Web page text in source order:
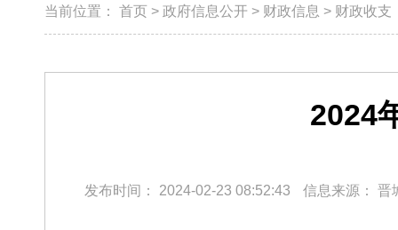
当前位置： 首页 > 政府信息公开 > 财政信息 > 财政收支
2024
发布时间： 2024-02-23 08:52:43 信息来源： 晋